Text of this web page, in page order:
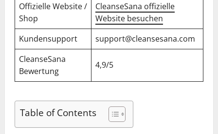
Offizielle Website /
Shop
CleanseSana offizielle
Website besuchen
Kundensupport
support@cleansesana.com
CleanseSana
Bewertung
4,9/5
Table of Contents